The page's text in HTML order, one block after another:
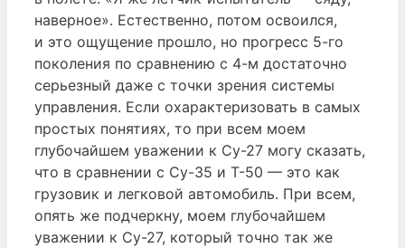
наверное». Естественно, потом освоился,
и это ощущение прошло, но прогресс 5-го
поколения по сравнению с 4-м достаточно
серьезный даже с точки зрения системы
управления. Если охарактеризовать в самых
простых понятиях, то при всем моем
глубочайшем уважении к Су-27 могу сказать,
что в сравнении с Су-35 и Т-50 — это как
грузовик и легковой автомобиль. При всем,
опять же подчеркну, моем глубочайшем
уважении к Су-27, который точно так же